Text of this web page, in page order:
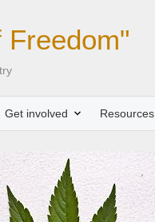
Freedom"
Get involved Resources